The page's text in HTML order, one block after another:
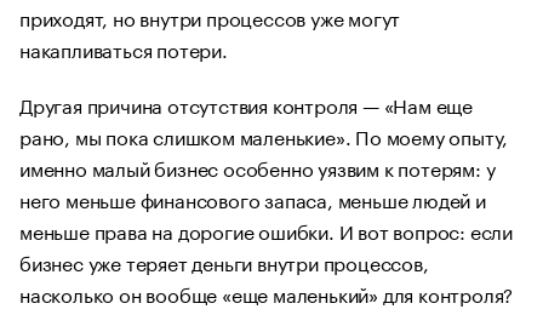
приходят, но внутри процессов уже могут
накапливаться потери.
Другая причина отсутствия контроля — «Нам еще
рано, мы пока слишком маленькие». По моему опыту,
именно малый бизнес особенно уязвим к потерям: у
него меньше финансового запаса, меньше людей и
меньше права на дорогие ошибки. И вот вопрос: если
бизнес уже теряет деньги внутри процессов,
насколько он вообще «еще маленький» для контроля?